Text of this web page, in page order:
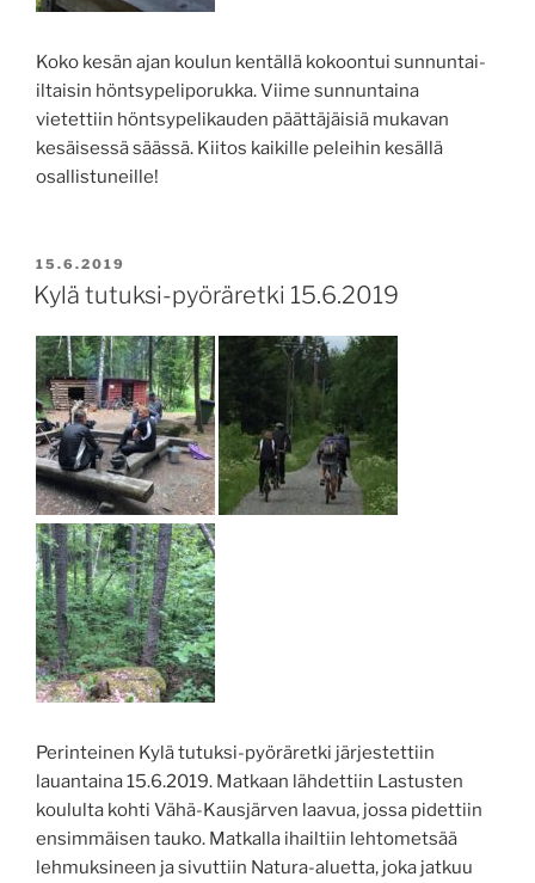
Koko kesän ajan koulun kentällä kokoontui sunnuntai-
iltaisin höntsypeliporukka. Viime sunnuntaina
vietettiin höntsypelikauden päättäjäisiä mukavan
kesäisessä säässä. Kiitos kaikille peleihin kesällä
osallistuneille!
JULKAISTU
15.6.2019
Kylä tutuksi-pyöräretki 15.6.2019
Perinteinen Kylä tutuksi-pyöräretki järjestettiin
lauantaina 15.6.2019. Matkaan lähdettiin Lastusten
koululta kohti Vähä-Kausjärven laavua, jossa pidettiin
ensimmäisen tauko. Matkalla ihailtiin lehtometsää
lehmuksineen ja sivuttiin Natura-aluetta, joka jatkuu